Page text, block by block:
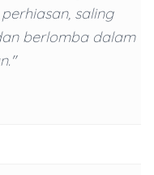
saling
berlomba dalam